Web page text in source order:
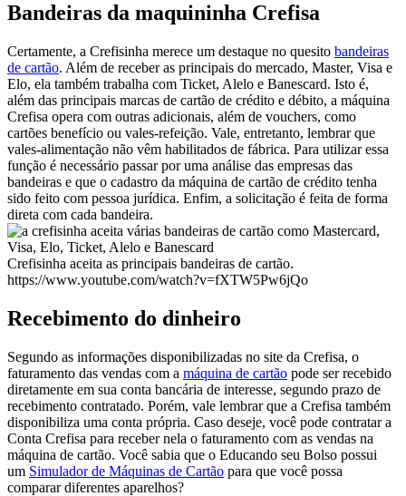
Bandeiras da maquininha Crefisa
Certamente, a Crefisinha merece um destaque no quesito bandeiras
de cartão. Além de receber as principais do mercado, Master, Visa e
Elo, ela também trabalha com Ticket, Alelo e Banescard. Isto é,
além das principais marcas de cartão de crédito e débito, a máquina
Crefisa opera com outras adicionais, além de vouchers, como
cartões benefício ou vales-refeição. Vale, entretanto, lembrar que
vales-alimentação não vêm habilitados de fábrica. Para utilizar essa
função é necessário passar por uma análise das empresas das
bandeiras e que o cadastro da máquina de cartão de crédito tenha
sido feito com pessoa jurídica. Enfim, a solicitação é feita de forma
direta com cada bandeira.
Crefisinha aceita as principais bandeiras de cartão.
https://www.youtube.com/watch?v=fXTW5Pw6jQo
Recebimento do dinheiro
Segundo as informações disponibilizadas no site da Crefisa, o
faturamento das vendas com a máquina de cartão pode ser recebido
diretamente em sua conta bancária de interesse, segundo prazo de
recebimento contratado. Porém, vale lembrar que a Crefisa também
disponibiliza uma conta própria. Caso deseje, você pode contratar a
Conta Crefisa para receber nela o faturamento com as vendas na
máquina de cartão. Você sabia que o Educando seu Bolso possui
um Simulador de Máquinas de Cartão para que você possa
comparar diferentes aparelhos?